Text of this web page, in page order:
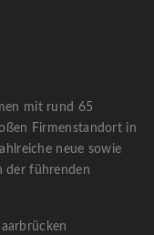
mit rund 65
Firmenstandort in
neue sowie
der führenden